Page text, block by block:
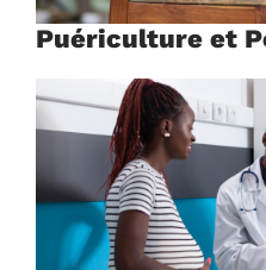
Puériculture et